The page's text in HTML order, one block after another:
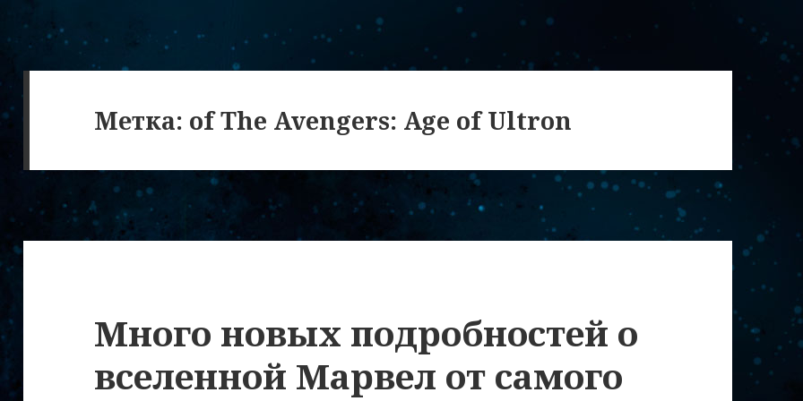
Метка: of The Avengers: Age of Ultron
Много новых подробностей о
вселенной Марвел от самого